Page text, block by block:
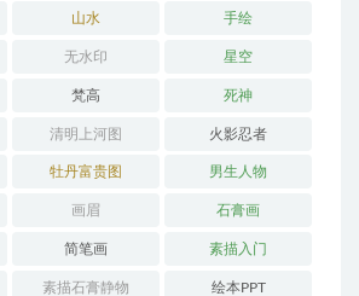
山水 手绘
无水印 星空
梵高 死神
清明上河图 火影忍者
牡丹富贵图 男生人物
画眉 石膏画
简笔画 素描入门
素描石膏静物 绘本PPT